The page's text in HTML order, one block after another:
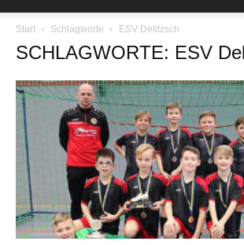
Start Schlagworte ESV Delitzsch
SCHLAGWORTE: ESV